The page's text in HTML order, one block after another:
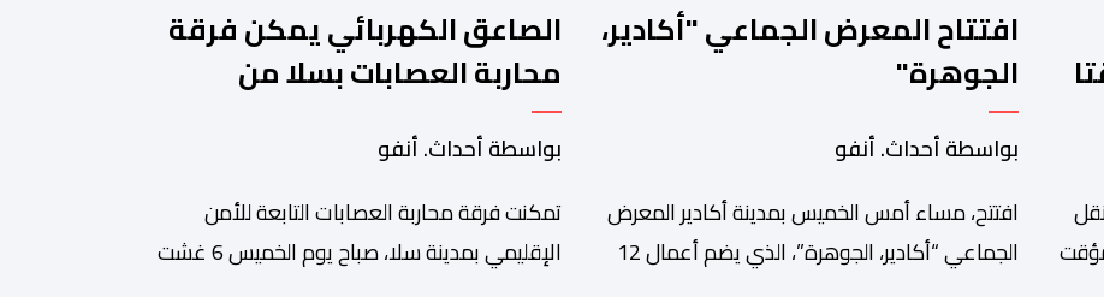
افتتاح المعرض الجماعي "أكادير،
الجوهرة"
بواسطة أحداث. أنفو
افتتح، مساء أمس الخميس بمدينة أكادير المعرض
الجماعي “أكادير، الجوهرة”، الذي يضم أعمال 12
الصاعق الكهربائي يمكن فرقة
محاربة العصابات بسلا من
توقيف شخص هائج وخطر
بواسطة أحداث. أنفو
تمكنت فرقة محاربة العصابات التابعة للأمن
الإقليمي بمدينة سلا، صباح يوم الخميس 6 غشت